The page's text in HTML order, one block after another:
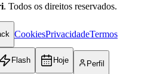
. Todos os direitos reservados.
CookiesPrivacidadeTermos
Flash Hoje Perfil